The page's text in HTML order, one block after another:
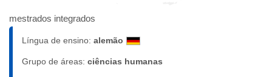
mestrados integrados
Língua de ensino: alemão
Grupo de áreas: ciências humanas